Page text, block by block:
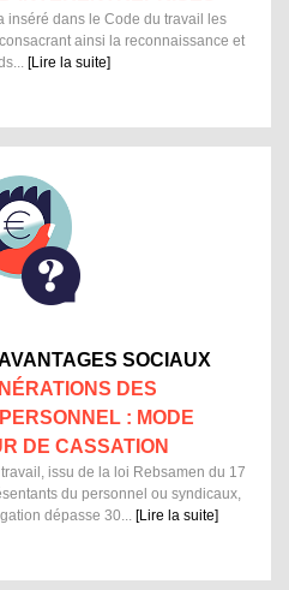
inséré dans le Code du travail les
ainsi la reconnaissance et
[Lire la suite]
SOCIAUX
DES
: MODE
DE CASSATION
issu de la loi Rebsamen du 17
du personnel ou syndicaux,
dépasse 30... [Lire la suite]